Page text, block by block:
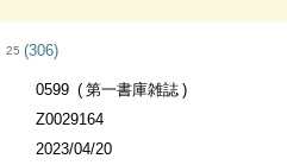
25 (306)
0599
第一書庫雑誌
Z0029164
2023/04/20